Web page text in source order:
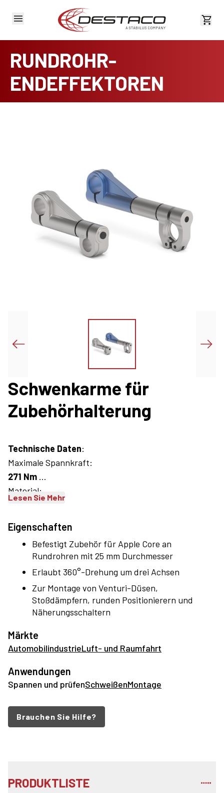
RUNDROHR-
ENDEFFEKTOREN
Schwenkarme für
Zubehörhalterung
Technische Daten:
Maximale Spannkraft:
271 Nm
Material:
Abstandshalter:
Gefrästes Aluminium
Lesen Sie Mehr
Eigenschaften
Befestigt Zubehör für Apple Core an
Rundrohren mit 25 mm Durchmesser
Erlaubt 360°-Drehung um drei Achsen
Zur Montage von Venturi-Düsen,
Stoßdämpfern, runden Positionierern und
Näherungsschaltern
Märkte
AutomobilindustrieLuft- und Raumfahrt
Anwendungen
Spannen und prüfenSchweißenMontage
Brauchen Sie Hilfe?
PRODUKTLISTE